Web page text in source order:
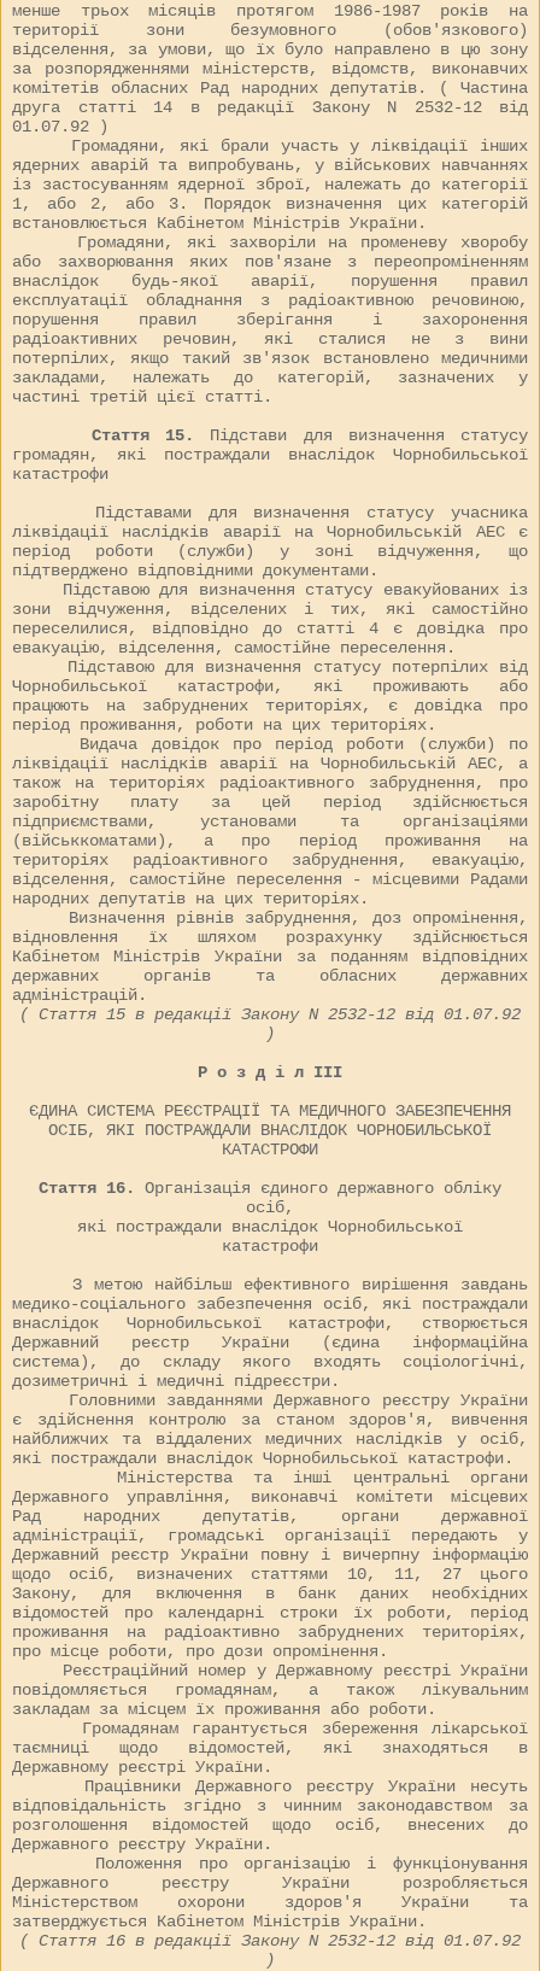
менше трьох місяців протягом 1986-1987 років на
території зони безумовного (обов'язкового)
відселення, за умови, що їх було направлено в цю зону
за розпорядженнями міністерств, відомств, виконавчих
комітетів обласних Рад народних депутатів. ( Частина
друга статті 14 в редакції Закону N 2532-12від
01.07.92 )
Громадяни, які брали участь у ліквідації інших
ядерних аварій та випробувань, у військових навчаннях
із застосуванням ядерної зброї, належать до категорії
1, або 2, або 3. Порядок визначення цих категорій
встановлюється Кабінетом Міністрів України.
Громадяни, які захворіли на променеву хворобу
або захворювання яких пов'язане з переопроміненням
внаслідок будь-якої аварії, порушення правил
експлуатації обладнання з радіоактивною речовиною,
порушення правил зберігання і захоронення
радіоактивних речовин, які сталися не з вини
потерпілих, якщо такий зв'язок встановлено медичними
закладами, належать до категорій, зазначених у
частині третій цієї статті.
Стаття 15.
Підстави для визначення статусу
громадян, які постраждали внаслідок Чорнобильської
катастрофи
Підставами для визначення статусу учасника
ліквідації наслідків аварії на Чорнобильській АЕС є
період роботи (служби) у зоні відчуження, що
підтверджено відповідними документами.
Підставою для визначення статусу евакуйованих із
зони відчуження, відселених і тих, які самостійно
переселилися, відповідно до статті 4 є довідка про
евакуацію, відселення, самостійне переселення.
Підставою для визначення статусу потерпілих від
Чорнобильської катастрофи, які проживають або
працюють на забруднених територіях, є довідка про
період проживання, роботи на цих територіях.
Видача довідок про період роботи (служби) по
ліквідації наслідків аварії на Чорнобильській АЕС, а
також на територіях радіоактивного забруднення, про
заробітну плату за цей період здійснюється
підприємствами, установами та організаціями
(військкоматами), а про період проживання на
територіях радіоактивного забруднення, евакуацію,
відселення, самостійне переселення - місцевими Радами
народних депутатів на цих територіях.
Визначення рівнів забруднення, доз опромінення,
відновлення їх шляхом розрахунку здійснюється
Кабінетом Міністрів України за поданням відповідних
державних органів та обласних державних
адміністрацій.
( Стаття 15 в редакції Закону N 2532-12 від 01.07.92
)
Р о з д і л III
ЄДИНА СИСТЕМА РЕЄСТРАЦІЇ ТА МЕДИЧНОГО ЗАБЕЗПЕЧЕННЯ
ОСІБ, ЯКІ ПОСТРАЖДАЛИ ВНАСЛІДОК ЧОРНОБИЛЬСЬКОЇ
КАТАСТРОФИ
Стаття 16.
Організація єдиного державного обліку
осіб,
які постраждали внаслідок Чорнобильської
катастрофи
З метою найбільш ефективного вирішення завдань
медико-соціального забезпечення осіб, які постраждали
внаслідок Чорнобильської катастрофи, створюється
Державний реєстр України (єдина інформаційна
система), до складу якого входять соціологічні,
дозиметричні і медичні підреєстри.
Головними завданнями Державного реєстру України
є здійснення контролю за станом здоров'я, вивчення
найближчих та віддалених медичних наслідків у осіб,
які постраждали внаслідок Чорнобильської катастрофи.
Міністерства та інші центральні органи
Державного управління, виконавчі комітети місцевих
Рад народних депутатів, органи державної
адміністрації, громадські організації передають у
Державний реєстр України повну і вичерпну інформацію
щодо осіб, визначених статтями 10, 11, 27 цього
Закону, для включення в банк даних необхідних
відомостей про календарні строки їх роботи, період
проживання на радіоактивно забруднених територіях,
про місце роботи, про дози опромінення.
Реєстраційний номер у Державному реєстрі України
повідомляється громадянам, а також лікувальним
закладам за місцем їх проживання або роботи.
Громадянам гарантується збереження лікарської
таємниці щодо відомостей, які знаходяться в
Державному реєстрі України.
Працівники Державного реєстру України несуть
відповідальність згідно з чинним законодавством за
розголошення відомостей щодо осіб, внесених до
Державного реєстру України.
Положення про організацію і функціонування
Державного реєстру України розробляється
Міністерством охорони здоров'я України та
затверджується Кабінетом Міністрів України.
( Стаття 16 в редакції Закону N 2532-12 від 01.07.92
)